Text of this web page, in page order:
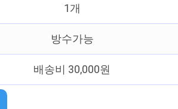
1개
방수가능
배송비 30,000원